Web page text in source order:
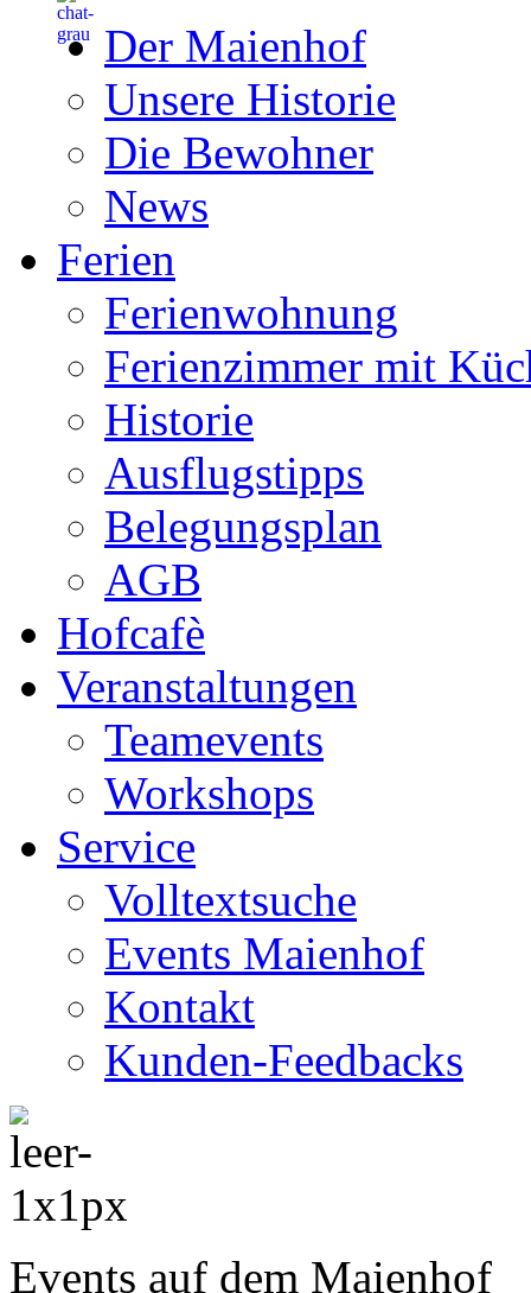
Der Maienhof
Unsere Historie
Die Bewohner
News
Ferien
Ferienwohnung
Ferienzimmer mit
Historie
Ausflugstipps
Belegungsplan
AGB
Hofcafè
Veranstaltungen
Teamevents
Workshops
Service
Volltextsuche
Events Maienhof
Kontakt
Kunden-Feedbacks
Events auf dem Maienhof